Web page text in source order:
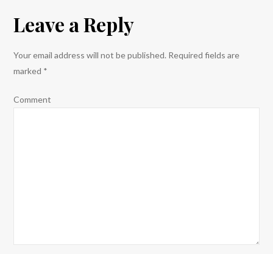
Leave a Reply
Your email address will not be published. Required fields are
marked *
Comment